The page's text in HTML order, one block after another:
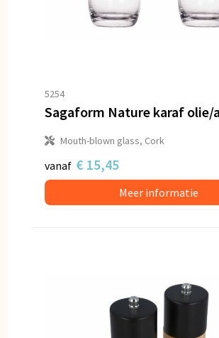
5254
Mouth-blown glass, Cork
vanaf € 15,45
Meer informatie